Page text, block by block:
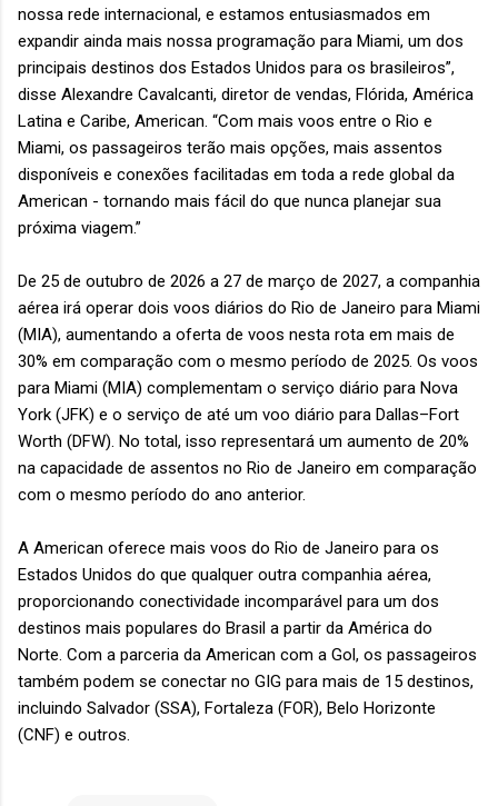
nossa rede internacional, e estamos entusiasmados em
expandir ainda mais nossa programação para Miami, um dos
principais destinos dos Estados Unidos para os brasileiros”,
disse Alexandre Cavalcanti, diretor de vendas, Flórida, América
Latina e Caribe, American. “Com mais voos entre o Rio e
Miami, os passageiros terão mais opções, mais assentos
disponíveis e conexões facilitadas em toda a rede global da
American - tornando mais fácil do que nunca planejar sua
próxima viagem.”
De 25 de outubro de 2026 a 27 de março de 2027, a companhia
aérea irá operar dois voos diários do Rio de Janeiro para Miami
(MIA), aumentando a oferta de voos nesta rota em mais de
30% em comparação com o mesmo período de 2025. Os voos
para Miami (MIA) complementam o serviço diário para Nova
York (JFK) e o serviço de até um voo diário para Dallas–Fort
Worth (DFW). No total, isso representará um aumento de 20%
na capacidade de assentos no Rio de Janeiro em comparação
com o mesmo período do ano anterior.
A American oferece mais voos do Rio de Janeiro para os
Estados Unidos do que qualquer outra companhia aérea,
proporcionando conectividade incomparável para um dos
destinos mais populares do Brasil a partir da América do
Norte. Com a parceria da American com a Gol, os passageiros
também podem se conectar no GIG para mais de 15 destinos,
incluindo Salvador (SSA), Fortaleza (FOR), Belo Horizonte
(CNF) e outros.